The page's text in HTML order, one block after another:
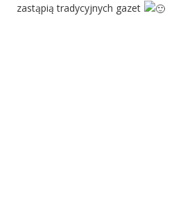
zastąpią tradycyjnych gazet